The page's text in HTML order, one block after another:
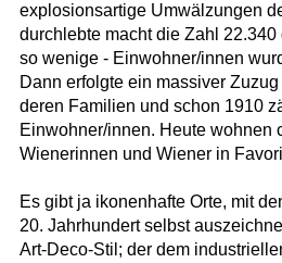
explosionsartige Umwälzungen
durchlebte macht die Zahl
so wenige - Einwohner/innen
Dann erfolgte ein massiver
deren Familien und schon 1910
Einwohner/innen. Heute wohnen
Wienerinnen und Wiener in
Es gibt ja ikonenhafte Orte, mit
20. Jahrhundert selbst
Art-Deco-Stil; der dem